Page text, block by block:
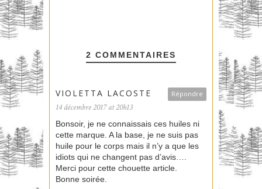
2 COMMENTAIRES
Répondre
VIOLETTA LACOSTE
14 décembre 2017 at 20h13
Bonsoir, je ne connaissais ces huiles ni
cette marque. A la base, je ne suis pas
huile pour le corps mais il n’y a que les
idiots qui ne changent pas d’avis….
Merci pour cette chouette article.
Bonne soirée.